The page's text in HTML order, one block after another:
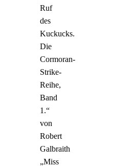
Ruf
des
Kuckucks.
Die
Cormoran-
Strike-
Reihe,
Band
1.“
von
Robert
Galbraith
„Miss